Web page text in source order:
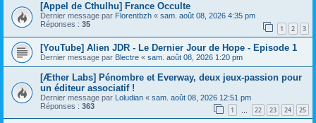
[Appel de Cthulhu] France Occulte
Dernier message par Florentbzh « sam. août 08, 2026 4:35 pm
Réponses : 35 1 2 3
[YouTube] Alien JDR - Le Dernier Jour de Hope - Episode 1
Dernier message par Blectre « sam. août 08, 2026 1:20 pm
[Æther Labs] Pénombre et Everway, deux jeux-passion pour
un éditeur associatif !
Dernier message par Loludian « sam. août 08, 2026 12:51 pm
Réponses : 363 1 22 23 24 25